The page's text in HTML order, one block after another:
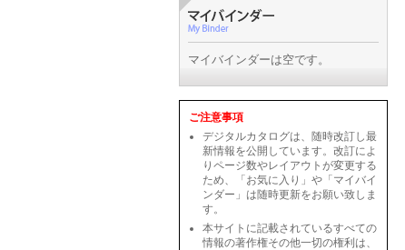
マイバインダーは空です。
ご注意事項
デジタルカタログは、随時改訂し最
新情報を公開しています。改訂によ
りページ数やレイアウトが変更する
ため、「お気に入り」や「マイバイ
ンダー」は随時更新をお願い致しま
す。
本サイトに記載されているすべての
情報の著作権その他一切の権利は、